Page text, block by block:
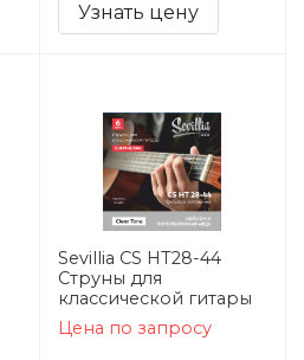
Узнать цену
Sevillia CS HT28-44
Струны для
класcической гитары
Цена по запросу